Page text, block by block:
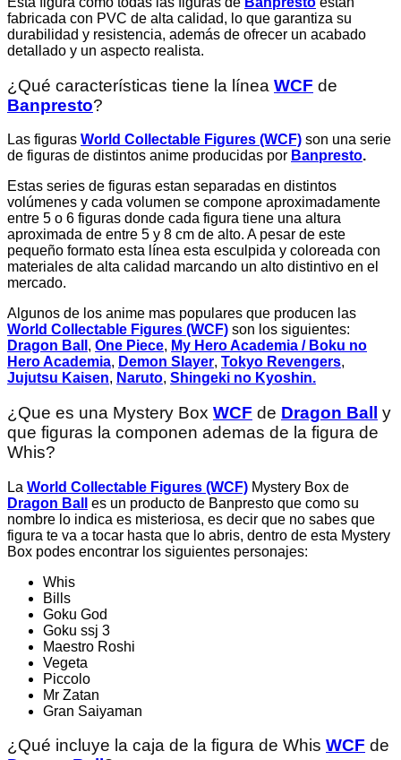
fabricada con PVC de alta calidad, lo que garantiza su
durabilidad y resistencia, además de ofrecer un acabado
detallado y un aspecto realista.
¿Qué características tiene la línea WCF de
Banpresto?
Las figuras World Collectable Figures (WCF) son una serie
de figuras de distintos anime producidas por Banpresto.
Estas series de figuras estan separadas en distintos
volúmenes y cada volumen se compone aproximadamente
entre 5 o 6 figuras donde cada figura tiene una altura
aproximada de entre 5 y 8 cm de alto. A pesar de este
pequeño formato esta línea esta esculpida y coloreada con
materiales de alta calidad marcando un alto distintivo en el
mercado.
Algunos de los anime mas populares que producen las
World Collectable Figures (WCF) son los siguientes:
Dragon Ball , One Piece, My Hero Academia / Boku no
Hero Academia, Demon Slayer, Tokyo Revengers,
Jujutsu Kaisen, Naruto, Shingeki no Kyoshin.
¿Que es una Mystery Box WCF de Dragon Ball
y
que figuras la componen ademas de la figura de
Whis?
La World Collectable Figures (WCF) Mystery Box de
Dragon Ball
es un producto de Banpresto que como su
nombre lo indica es misteriosa, es decir que no sabes que
figura te va a tocar hasta que lo abris, dentro de esta Mystery
Box podes encontrar los siguientes personajes:
Whis
Bills
Goku God
Goku ssj 3
Maestro Roshi
Vegeta
Piccolo
Mr Zatan
Gran Saiyaman
¿Qué incluye la caja de la figura de Whis WCF de